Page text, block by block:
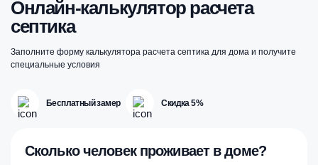
Онлайн-калькулятор расчета
септика
Заполните форму калькулятора расчета септика для дома и получите
специальные условия
Бесплатный замер Скидка 5%
Сколько человек проживает в доме?